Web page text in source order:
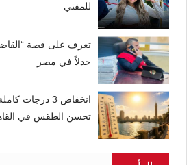
للمفتي
تعرف على قصة
جدلاً في مصر
انخفاض 3
تحسن الطقس في